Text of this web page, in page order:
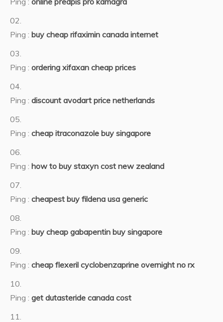
Ping : buy cheap rifaximin canada internet
Ping : ordering xifaxan cheap prices
Ping : discount avodart price netherlands
Ping : cheap itraconazole buy singapore
Ping : how to buy staxyn cost new zealand
Ping : cheapest buy fildena usa generic
Ping : buy cheap gabapentin buy singapore
Ping : cheap flexeril cyclobenzaprine overnight no rx
Ping : get dutasteride canada cost